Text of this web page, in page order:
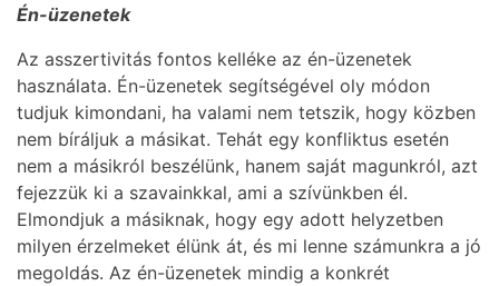
Én-üzenetek
Az asszertivitás fontos kelléke az én-üzenetek
használata. Én-üzenetek segítségével oly módon
tudjuk kimondani, ha valami nem tetszik, hogy közben
nem bíráljuk a másikat. Tehát egy konfliktus esetén
nem a másikról beszélünk, hanem saját magunkról, azt
fejezzük ki a szavainkkal, ami a szívünkben él.
Elmondjuk a másiknak, hogy egy adott helyzetben
milyen érzelmeket élünk át, és mi lenne számunkra a jó
megoldás. Az én-üzenetek mindig a konkrét